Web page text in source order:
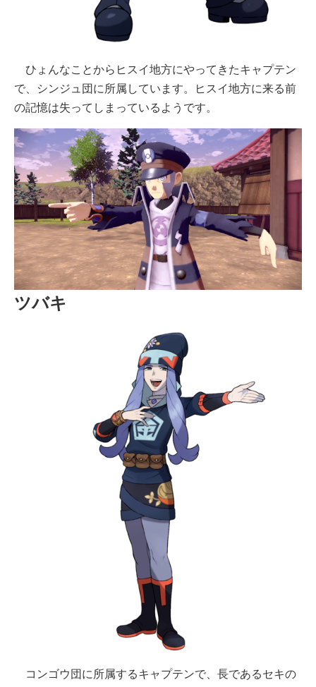
ひょんなことからヒスイ地方にやってきたキャプテン
で、シンジュ団に所属しています。ヒスイ地方に来る前
の記憶は失ってしまっているようです。
ツバキ
コンゴウ団に所属するキャプテンで、長であるセキの